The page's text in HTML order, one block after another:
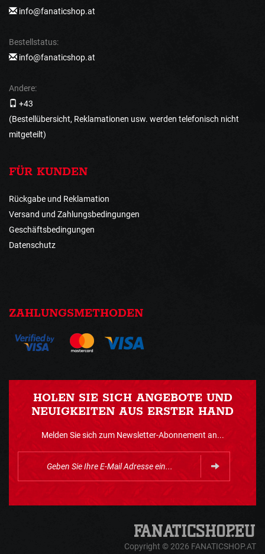
info@fanaticshop.at
Bestellstatus:
info@fanaticshop.at
Andere:
+43
(Bestellübersicht, Reklamationen usw. werden telefonisch nicht
mitgeteilt)
FÜR KUNDEN
Rückgabe und Reklamation
Versand und Zahlungsbedingungen
Geschäftsbedingungen
Datenschutz
ZAHLUNGSMETHODEN
HOLEN SIE SICH ANGEBOTE UND
NEUIGKEITEN AUS ERSTER HAND
Melden Sie sich zum Newsletter-Abonnement an...
Copyright © 2026 FANATICSHOP.AT